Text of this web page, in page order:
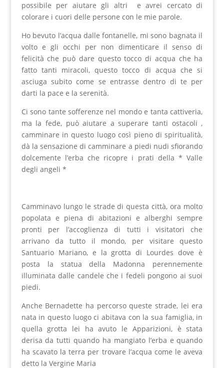
possibile per aiutare gli altri e avrei cercato di
colorare i cuori delle persone con le mie parole.
Ho bevuto l’acqua dalle fontanelle, mi sono bagnata il
volto e gli occhi per non dimenticare il senso di
felicità che può dare questo tocco di acqua che ha
fatto tanti miracoli, questo tocco di acqua che si
asciuga subito come se entrasse dentro di te per
darti la pace e la serenità.
Ci sono tante sofferenze nel mondo e tanta cattiveria,
ma la fede, può aiutare a superare tanti ostacoli ,
camminare in questo luogo così pieno di spiritualità,
dà la sensazione di camminare a piedi nudi sfiorando
dolcemente l’erba che ricopre i prati della * Valle
degli angeli *
Camminavo lungo le strade di questa città, ora molto
popolata e piena di abitazioni e alberghi sempre
pronti per l’accoglienza di tutti i visitatori che
arrivano da tutto il mondo, per visitare questo
Santuario Mariano, e la grotta di Lourdes dove è
posta la statua della Madonna perennemente
illuminata dalle candele che i fedeli pongono ai suoi
piedi.
Anche Bernadette ha percorso queste strade, lei era
nata in questo luogo ci abitava con la sua famiglia, in
quella grotta lei ha avuto le Apparizioni, è stata
derisa da tutti quando ha mangiato l’erba e quando
ha scavato la terra per trovare l’acqua come le aveva
detto la Vergine Maria